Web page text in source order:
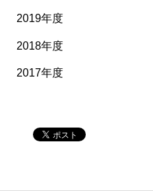
2019年度
2018年度
2017年度